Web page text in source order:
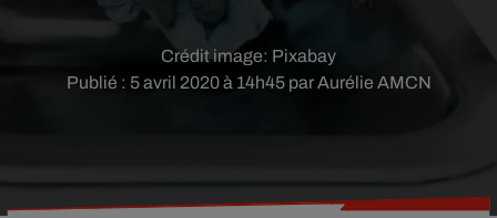
Publié : 5 avril 2020 à 14h45 par Aurélie AMCN
Crédit image: Pixabay